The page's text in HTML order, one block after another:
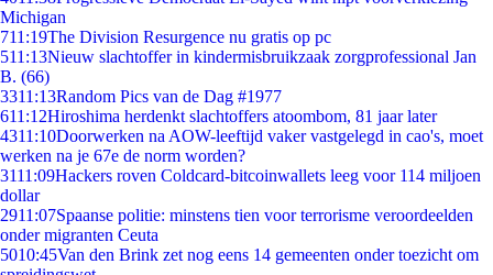
Michigan
711:19The Division Resurgence nu gratis op pc
511:13Nieuw slachtoffer in kindermisbruikzaak zorgprofessional Jan
B. (66)
3311:13Random Pics van de Dag #1977
611:12Hiroshima herdenkt slachtoffers atoombom, 81 jaar later
4311:10Doorwerken na AOW-leeftijd vaker vastgelegd in cao's, moet
werken na je 67e de norm worden?
3111:09Hackers roven Coldcard-bitcoinwallets leeg voor 114 miljoen
dollar
2911:07Spaanse politie: minstens tien voor terrorisme veroordeelden
onder migranten Ceuta
5010:45Van den Brink zet nog eens 14 gemeenten onder toezicht om